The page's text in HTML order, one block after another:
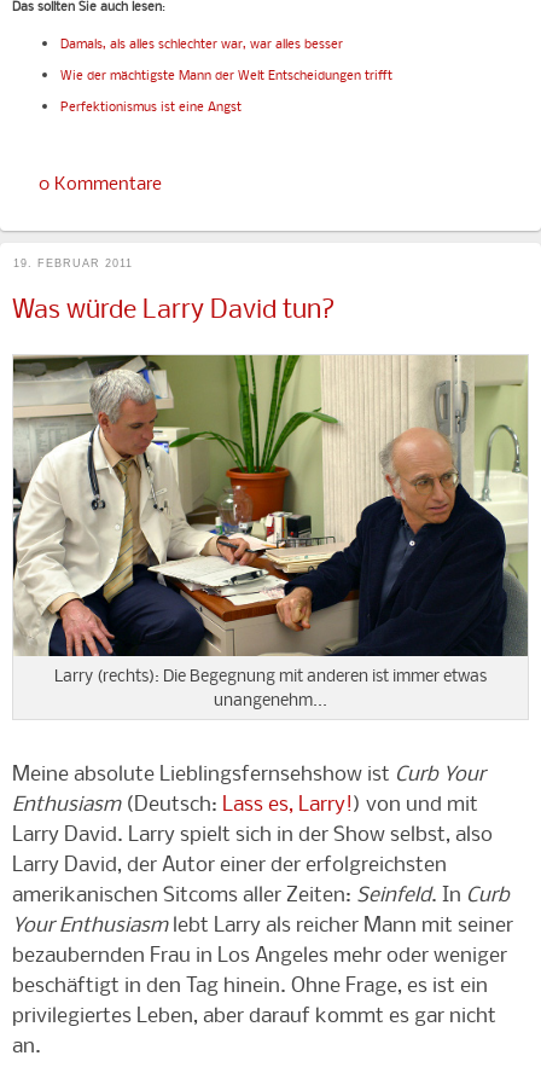
Das sollten Sie auch lesen:
Damals, als alles schlechter war, war alles besser
Wie der mächtigste Mann der Welt Entscheidungen trifft
Perfektionismus ist eine Angst
0 Kommentare
19. FEBRUAR 2011
Was würde Larry David tun?
Larry (rechts): Die Begegnung mit anderen ist immer etwas
unangenehm...
Meine absolute Lieblingsfernsehshow ist Curb Your
Enthusiasm(Deutsch: Lass es, Larry!) von und mit
Larry David. Larry spielt sich in der Show selbst, also
Larry David, der Autor einer der erfolgreichsten
amerikanischen Sitcoms aller Zeiten: Seinfeld. In Curb
Your Enthusiasmlebt Larry als reicher Mann mit seiner
bezaubernden Frau in Los Angeles mehr oder weniger
beschäftigt in den Tag hinein. Ohne Frage, es ist ein
privilegiertes Leben, aber darauf kommt es gar nicht
an.